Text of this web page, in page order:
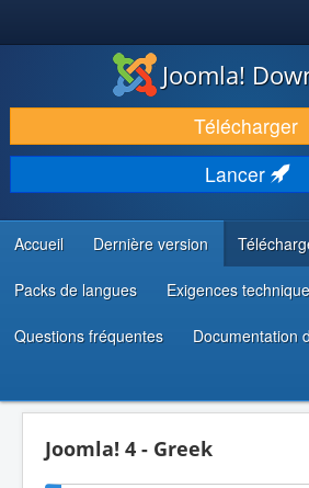
TÉLÉCHARGER & ENRICHIR
DÉCOUVRIR & APPRENDRE
COMMUNAUTÉ & SUPPORT
RESSOURCES DÉVELOPPEURS
Joomla!
Télécharger
Lancer
Accueil Dernière version
Packs de langues Exigences
Questions fréquentes Documentation
Joomla! 4 - Greek